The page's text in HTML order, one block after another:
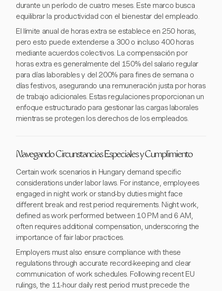
durante un período de cuatro meses. Este marco busca
equilibrar la productividad con el bienestar del empleado.
El límite anual de horas extra se establece en 250 horas,
pero esto puede extenderse a 300 o incluso 400 horas
mediante acuerdos colectivos. La compensación por
horas extra es generalmente del 150% del salario regular
para días laborables y del 200% para fines de semana o
días festivos, asegurando una remuneración justa por horas
de trabajo adicionales. Estas regulaciones proporcionan un
enfoque estructurado para gestionar las cargas laborales
mientras se protegen los derechos de los empleados.
Navegando Circunstancias Especiales y Cumplimiento
Certain work scenarios in Hungary demand specific
considerations under labor laws. For instance, employees
engaged in night work or stand-by duties might face
different break and rest period requirements. Night work,
defined as work performed between 10 PM and 6 AM,
often requires additional compensation, underscoring the
importance of fair labor practices.
Employers must also ensure compliance with these
regulations through accurate record-keeping and clear
communication of work schedules. Following recent EU
rulings, the 11-hour daily rest period must precede the